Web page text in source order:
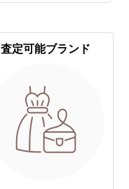
査定可能ブランド